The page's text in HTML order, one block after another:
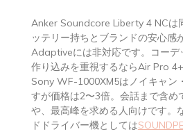
Anker Soundcore Liberty 4 NCは
ッテリー持ちとブランドの安心感
Adaptiveには非対応です。コーデ
作り込みを重視するならAir Pro 4+
Sony WF-1000XM5はノイキャン
すが価格は2〜3倍。会話まで含め
や、最高峰を求める人向けです。
ドドライバー機としては